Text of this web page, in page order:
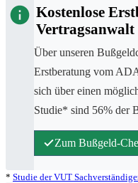
Handy am Steuer
Rote Ampel überfahren
Fahrerflucht
Fahrverbot
Illegale Autorennen
Zeugenfragebogen
§ 24 StVG
§ 25 StVG
§ 28 StVG
§ 49 StVO
§ 315 StGB
§ 55 OWiG
Messverfahren
ESO ES 8.0
PoliScan Speed
TraffiStar S350
Blog
Verkehrsunfälle
Änderungen 2025
Blitzer
A3 - Solingen
Berlin - Schönhauser Allee
Kostenlose
Vertragsanwalt
Über unseren
Erstberatung vom
sich über einen
Studie* sind 56% der
Zum Bußgeld-
* Studie der VUT